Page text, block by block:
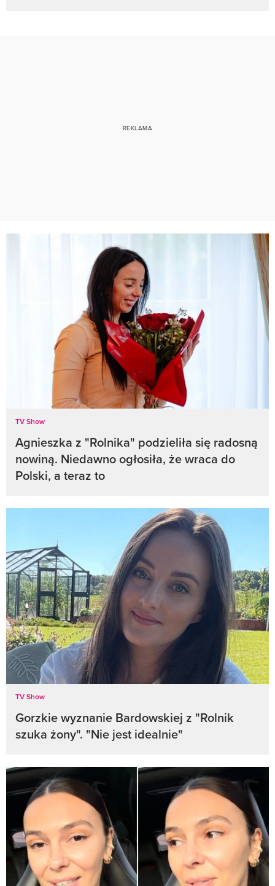
TV Show
Agnieszka z "Rolnika" podzieliła się radosną
nowiną. Niedawno ogłosiła, że wraca do
Polski, a teraz to
TV Show
Gorzkie wyznanie Bardowskiej z "Rolnik
szuka żony". "Nie jest idealnie"